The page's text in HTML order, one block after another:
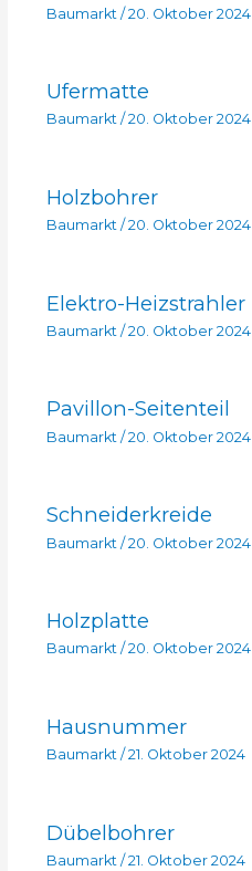
Baumarkt /20. Oktober 2024
Ufermatte
Baumarkt/ 20. Oktober 2024
Holzbohrer
Baumarkt/ 20. Oktober 2024
Elektro-Heizstrahler
Baumarkt/ 20. Oktober 2024
Pavillon-Seitenteil
Baumarkt / 20. Oktober 2024
Schneiderkreide
Baumarkt /20. Oktober 2024
Holzplatte
Baumarkt/ 20. Oktober 2024
Hausnummer
Baumarkt/ 21. Oktober 2024
Dübelbohrer
Baumarkt/ 21. Oktober 2024